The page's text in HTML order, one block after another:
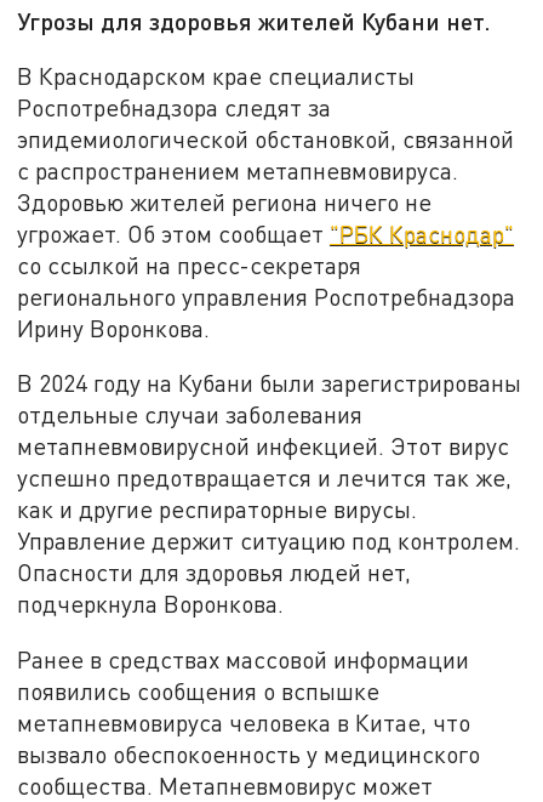
Угрозы для здоровья жителей Кубани нет.
В Краснодарском крае специалисты
Роспотребнадзора следят за
эпидемиологической обстановкой, связанной
с распространением метапневмовируса.
Здоровью жителей региона ничего не
угрожает. Об этом сообщает "РБК Краснодар"
со ссылкой на пресс-секретаря
регионального управления Роспотребнадзора
Ирину Воронкова.
В 2024 году на Кубани были зарегистрированы
отдельные случаи заболевания
метапневмовирусной инфекцией. Этот вирус
успешно предотвращается и лечится так же,
как и другие респираторные вирусы.
Управление держит ситуацию под контролем.
Опасности для здоровья людей нет,
подчеркнула Воронкова.
Ранее в средствах массовой информации
появились сообщения о вспышке
метапневмовируса человека в Китае, что
вызвало обеспокоенность у медицинского
сообщества. Метапневмовирус может